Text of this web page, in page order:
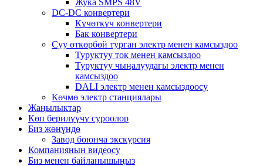
Жука SMPS 48V
DC-DC конвертери
Күчөткүч конвертери
Бак конвертери
Суу өткөрбөй турган электр менен камсыздоо
Туруктуу ток менен камсыздоо
Туруктуу чыңалуудагы электр менен
камсыздоо
DALI электр менен камсыздоосу
Көчмө электр станциялары
Жаңылыктар
Көп берилүүчү суроолор
Биз жөнүндө
Завод боюнча экскурсия
Компаниянын видеосу
Биз менен байланышыңыз